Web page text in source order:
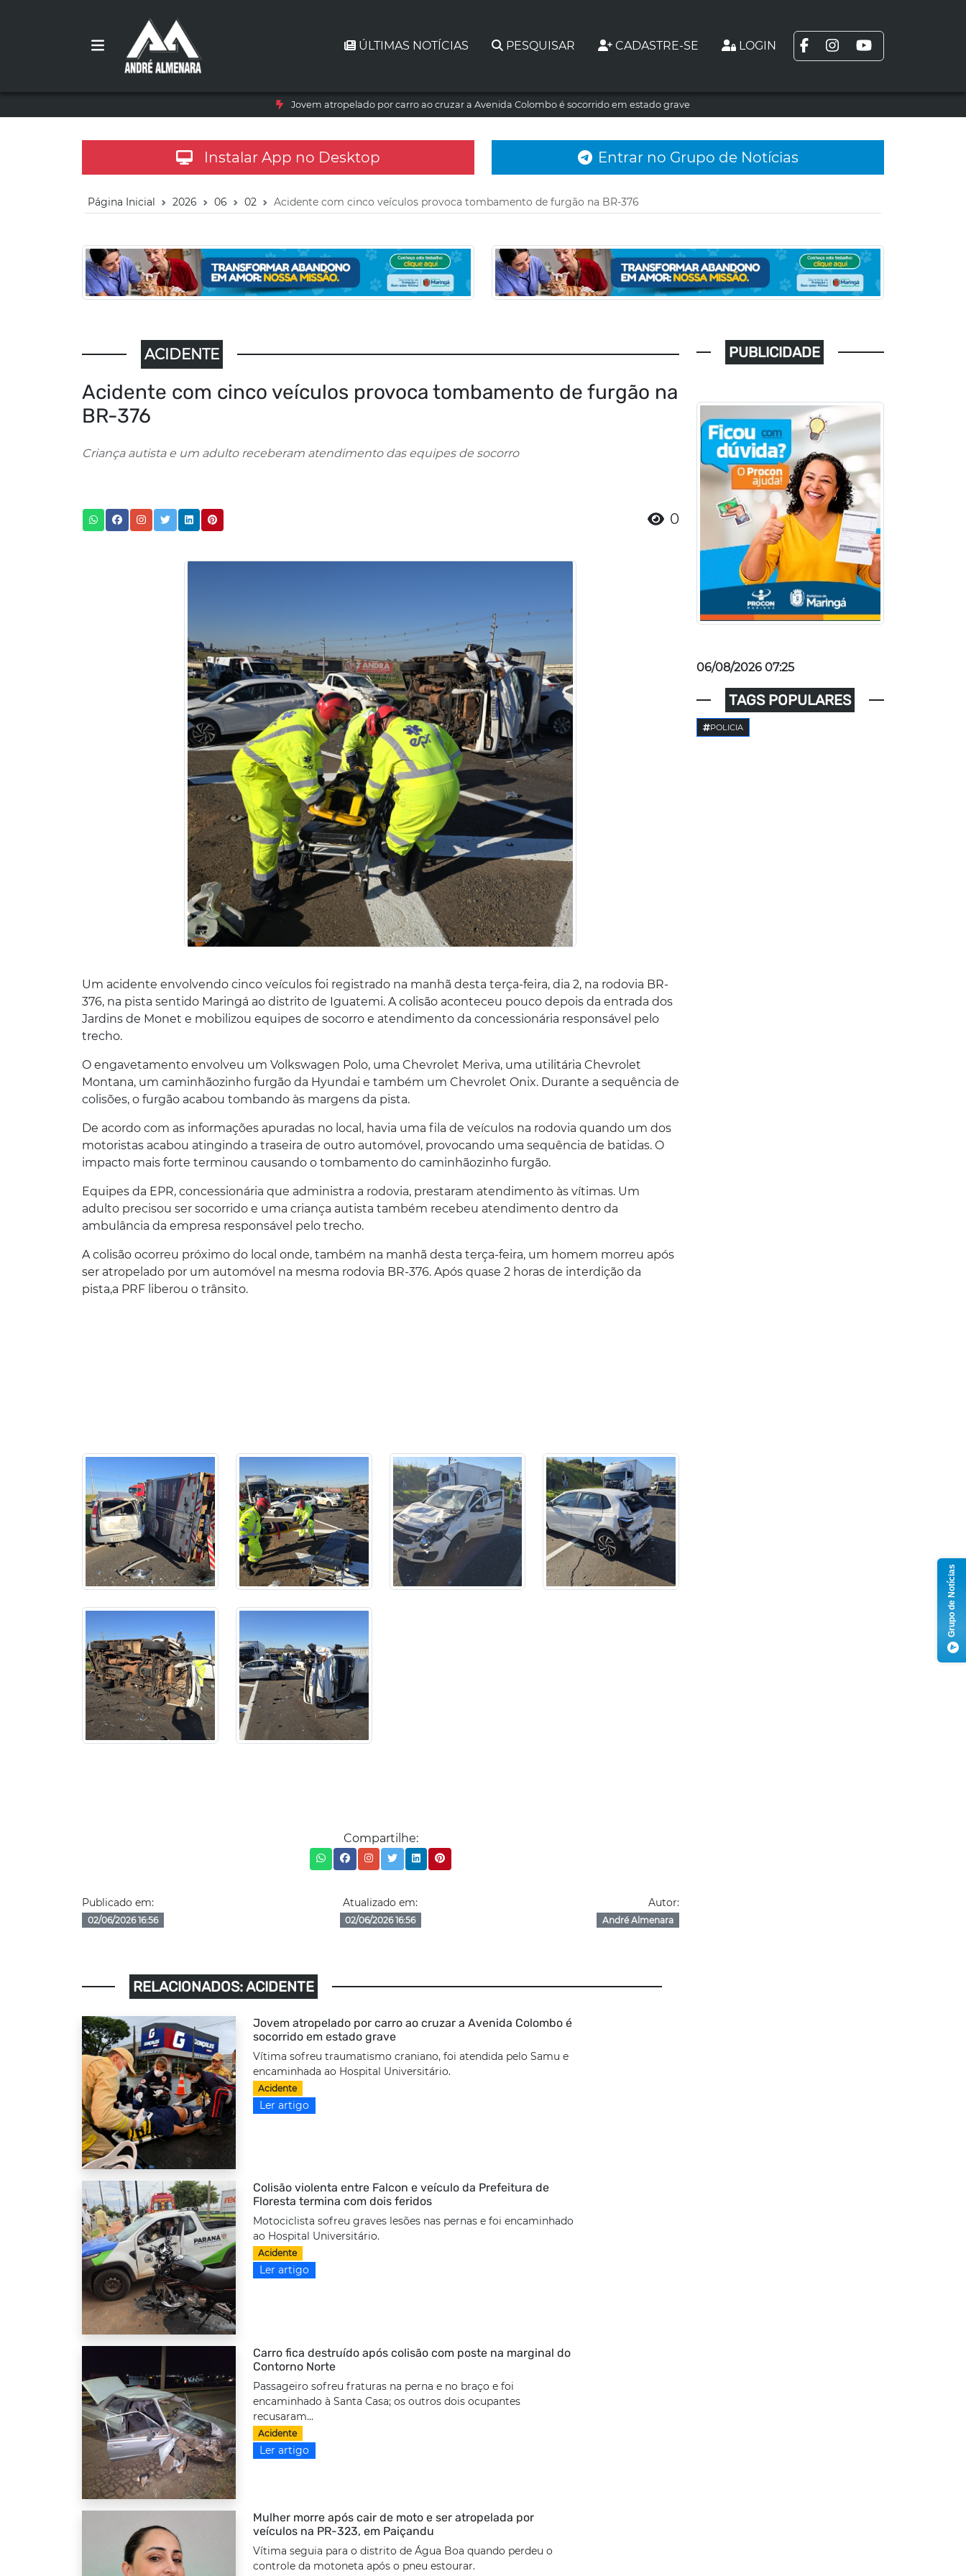
ÚLTIMAS NOTÍCIAS PESQUISAR CADASTRE-SE LOGIN
Jovem atropelado por carro ao cruzar a Avenida Colombo é socorrido em estado grave
Instalar App no Desktop Entrar no Grupo de Notícias
Página Inicial 2026 06 02 Acidente com cinco veículos provoca tombamento de furgão na BR-376
ACIDENTE
Acidente com cinco veículos provoca tombamento de furgão na
BR-376
Criança autista e um adulto receberam atendimento das equipes de socorro
0
Um acidente envolvendo cinco veículos foi registrado na manhã desta terça-feira, dia 2, na rodovia BR-
376, na pista sentido Maringá ao distrito de Iguatemi. A colisão aconteceu pouco depois da entrada dos
Jardins de Monet e mobilizou equipes de socorro e atendimento da concessionária responsável pelo
trecho.
O engavetamento envolveu um Volkswagen Polo, uma Chevrolet Meriva, uma utilitária Chevrolet
Montana, um caminhãozinho furgão da Hyundai e também um Chevrolet Onix. Durante a sequência de
colisões, o furgão acabou tombando às margens da pista.
De acordo com as informações apuradas no local, havia uma fila de veículos na rodovia quando um dos
motoristas acabou atingindo a traseira de outro automóvel, provocando uma sequência de batidas. O
impacto mais forte terminou causando o tombamento do caminhãozinho furgão.
Equipes da EPR, concessionária que administra a rodovia, prestaram atendimento às vítimas. Um
adulto precisou ser socorrido e uma criança autista também recebeu atendimento dentro da
ambulância da empresa responsável pelo trecho.
A colisão ocorreu próximo do local onde, também na manhã desta terça-feira, um homem morreu após
ser atropelado por um automóvel na mesma rodovia BR-376. Após quase 2 horas de interdição da
pista,a PRF liberou o trânsito.
Compartilhe:
Publicado em:
02/06/2026 16:56
Atualizado em:
02/06/2026 16:56
Autor:
André Almenara
RELACIONADOS: ACIDENTE
Jovem atropelado por carro ao cruzar a Avenida Colombo é
socorrido em estado grave
Vítima sofreu traumatismo craniano, foi atendida pelo Samu e
encaminhada ao Hospital Universitário.
Acidente
Ler artigo
Colisão violenta entre Falcon e veículo da Prefeitura de
Floresta termina com dois feridos
Motociclista sofreu graves lesões nas pernas e foi encaminhado
ao Hospital Universitário.
Acidente
Ler artigo
Carro fica destruído após colisão com poste na marginal do
Contorno Norte
Passageiro sofreu fraturas na perna e no braço e foi
encaminhado à Santa Casa; os outros dois ocupantes
recusaram...
Acidente
Ler artigo
Mulher morre após cair de moto e ser atropelada por
veículos na PR-323, em Paiçandu
Vítima seguia para o distrito de Água Boa quando perdeu o
controle da motoneta após o pneu estourar.
PUBLICIDADE
06/08/2026 07:25
TAGS POPULARES
POLICIA
Grupo de Notícias